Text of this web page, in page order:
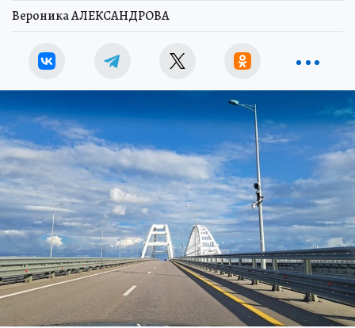
Вероника АЛЕКСАНДРОВА